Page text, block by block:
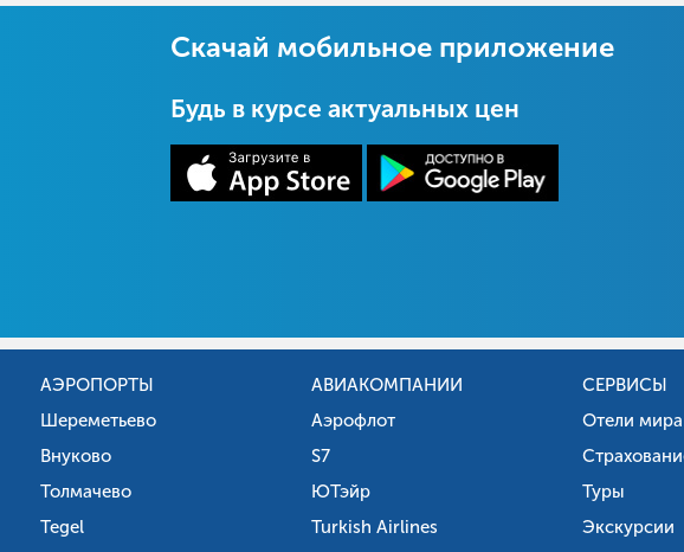
Скачай мобильное приложение
Будь в курсе актуальных цен
АЭРОПОРТЫ
Шереметьево
Внуково
Толмачево
Tegel
АВИАКОМПАНИИ
Аэрофлот
S7
ЮТэйр
Turkish Airlines
СЕРВИСЫ
Отели мира
Туры
Экскурсии